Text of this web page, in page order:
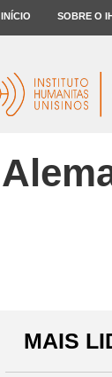
INÍCIO SOBRE O
MAIS